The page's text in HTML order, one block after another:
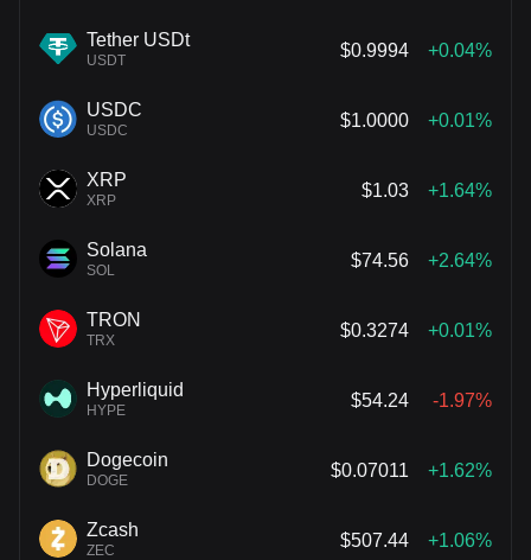
Tether USDt
USDT
$0.9994 +0.04%
USDC
USDC
$1.0000 +0.01%
XRP
XRP
$1.03 +1.64%
Solana
SOL
$74.56 +2.64%
TRON
TRX
$0.3274 +0.01%
Hyperliquid
HYPE
$54.24 -1.97%
Dogecoin
DOGE
$0.07011 +1.62%
Zcash
ZEC
$507.44 +1.06%